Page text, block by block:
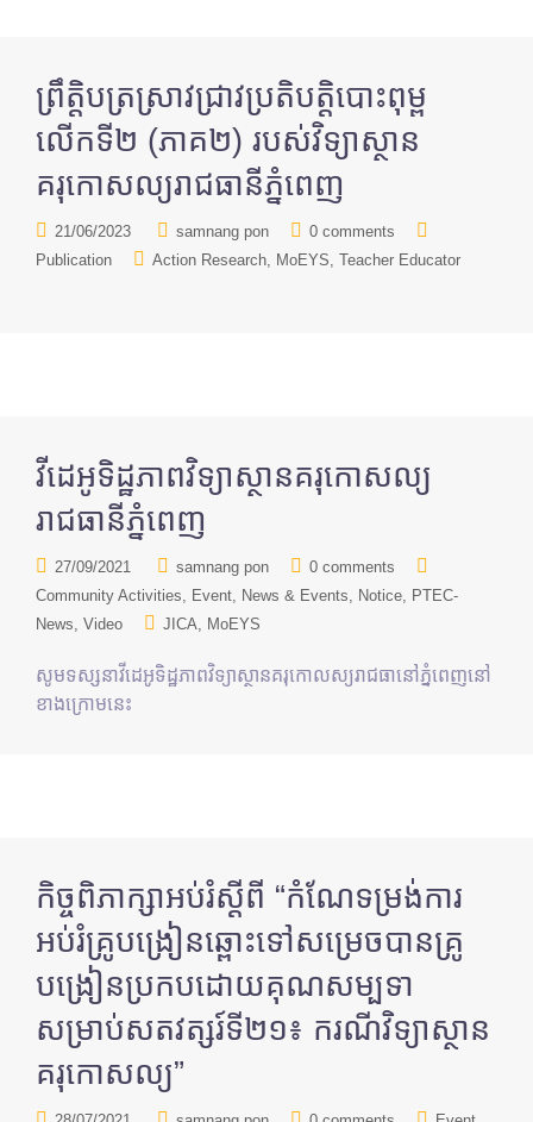
ព្រឹត្តិបត្រស្រាវជ្រាវ​ប្រតិបត្តិបោះពុម្ព
លើកទី២ (ភាគ២) របស់វិទ្យាស្ថាន
គរុកោសល្យរាជធានីភ្នំពេញ
21/06/2023 samnang pon
0 comments
Publication
Action Research MoEYS Teacher Educator
វីដេអូទិដ្ឋភាពវិទ្យាស្ថានគរុកោសល្យ
រាជធានីភ្នំពេញ
27/09/2021 samnang pon
0 comments
Community Activities
Event News & Events Notice
PTEC-
News Video JICA MoEYS
សូមទស្សនាវីដេអូទិដ្ឋភាពវិទ្យាស្ថានគរុកោលស្យរាជធានៅភ្នំពេញនៅ
ខាងក្រោមនេះ
កិច្ចពិភាក្សាអប់រំស្ដីពី “កំណែទម្រង់ការ
អប់រំគ្រូបង្រៀនឆ្ពោះទៅសម្រេចបានគ្រូ
បង្រៀនប្រកបដោយគុណសម្បទា
សម្រាប់សតវត្សរ៍ទី២១៖ ករណីវិទ្យាស្ថាន
គរុកោសល្យ”